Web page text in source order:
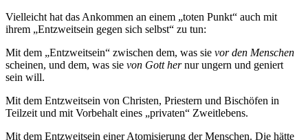
Vielleicht hat das Ankommen an einem „toten Punkt“ auch mit
ihrem „Entzweitsein gegen sich selbst“ zu tun:
Mit dem „Entzweitsein“ zwischen dem, was sie vor den Menschen
scheinen, und dem, was sie von Gott hernur ungern und geniert
sein will.
Mit dem Entzweitsein von Christen, Priestern und Bischöfen in
Teilzeit und mit Vorbehalt eines „privaten“ Zweitlebens.
Mit dem Entzweitsein einer Atomisierung der Menschen. Die hätte